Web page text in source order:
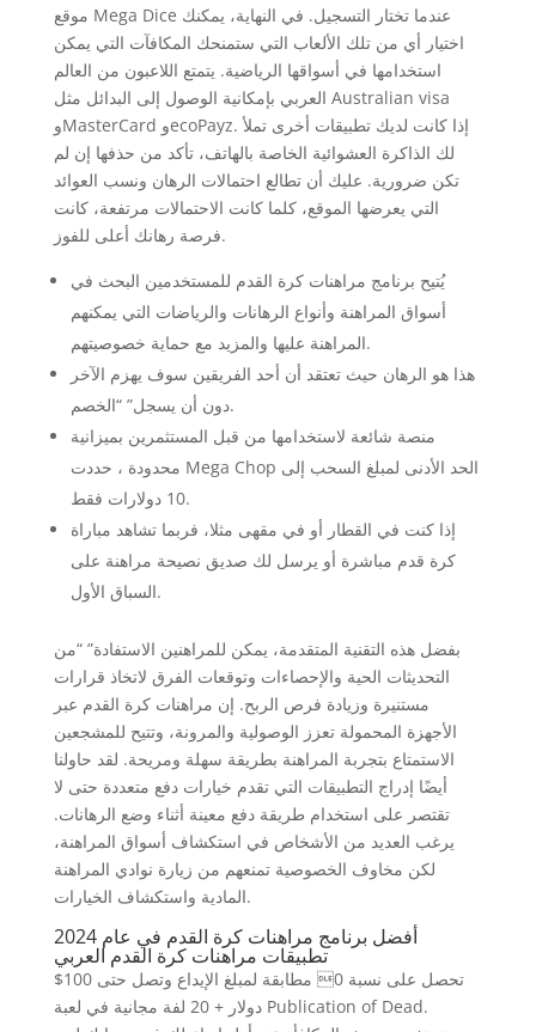
موقع Mega Dice عندما تختار التسجيل. في النهاية، يمكنك
اختيار أي من تلك الألعاب التي ستمنحك المكافآت التي يمكن
استخدامها في أسواقها الرياضية. يتمتع اللاعبون من العالم
العربي بإمكانية الوصول إلى البدائل مثل Australian visa
وMasterCard وecoPayz. إذا كانت لديك تطبيقات أخرى تملأ
لك الذاكرة العشوائية الخاصة بالهاتف، تأكد من حذفها إن لم
تكن ضرورية. عليك أن تطالع احتمالات الرهان ونسب العوائد
التي يعرضها الموقع، كلما كانت الاحتمالات مرتفعة، كانت
فرصة رهانك أعلى للفوز.
يُتيح برنامج مراهنات كرة القدم للمستخدمين البحث في
أسواق المراهنة وأنواع الرهانات والرياضات التي يمكنهم
المراهنة عليها والمزيد مع حماية خصوصيتهم.
هذا هو الرهان حيث تعتقد أن أحد الفريقين سوف يهزم الآخر
دون أن يسجل” “الخصم.
منصة شائعة لاستخدامها من قبل المستثمرين بميزانية
محدودة ، حددت Mega Chop الحد الأدنى لمبلغ السحب إلى
10 دولارات فقط.
إذا كنت في القطار أو في مقهى مثلا، فربما تشاهد مباراة
كرة قدم مباشرة أو يرسل لك صديق نصيحة مراهنة على
السباق الأول.
بفضل هذه التقنية المتقدمة، يمكن للمراهنين الاستفادة” “من
التحديثات الحية والإحصاءات وتوقعات الفرق لاتخاذ قرارات
مستنيرة وزيادة فرص الربح. إن مراهنات كرة القدم عبر
الأجهزة المحمولة تعزز الوصولية والمرونة، وتتيح للمشجعين
الاستمتاع بتجربة المراهنة بطريقة سهلة ومريحة. لقد حاولنا
أيضًا إدراج التطبيقات التي تقدم خيارات دفع متعددة حتى لا
تقتصر على استخدام طريقة دفع معينة أثناء وضع الرهانات.
يرغب العديد من الأشخاص في استكشاف أسواق المراهنة،
لكن مخاوف الخصوصية تمنعهم من زيارة نوادي المراهنة
المادية واستكشاف الخيارات.
أفضل برنامج مراهنات كرة القدم في عام 2024
تطبيقات مراهنات كرة القدم العربي
تحصل على نسبة 0 مطابقة لمبلغ الإيداع وتصل حتى 100$
دولار + 20 لفة مجانية في لعبة Publication of Dead.